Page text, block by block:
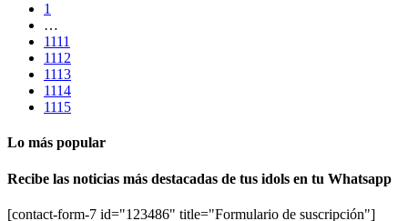
1
…
1111
1112
1113
1114
1115
Lo más popular
Recibe las noticias más destacadas de tus idols en tu Whatsapp
[contact-form-7 id="123486" title="Formulario de suscripción"]